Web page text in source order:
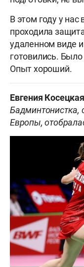
В этом году у
проходила
удаленном виде
готовились.
Опыт хороший.
Евгения Косецкая
Бадминтонистка,
Европы,